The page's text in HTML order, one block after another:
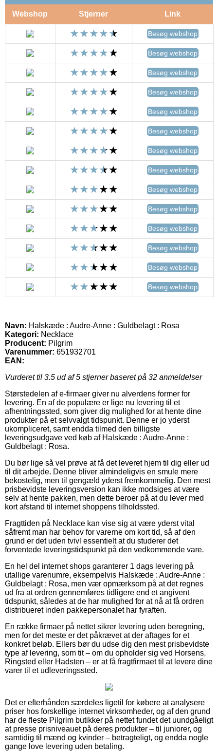
Webshop Stjerner Link
Besøg webshop
Besøg webshop
Besøg webshop
Besøg webshop
Besøg webshop
Besøg webshop
Besøg webshop
Besøg webshop
Besøg webshop
Besøg webshop
Besøg webshop
Besøg webshop
Besøg webshop
Besøg webshop
Navn: Halskæde : Audre-Anne : Guldbelagt : Rosa
Kategori: Necklace
Producent: Pilgrim
Varenummer: 651932701
EAN:
Vurderet til 3.5 ud af 5 stjerner baseret på 32 anmeldelser
Størstedelen af e-firmaer giver nu alverdens former for
levering. En af de populære er lige nu levering til et
afhentningssted, som giver dig mulighed for at hente dine
produkter på et selvvalgt tidspunkt. Denne er jo yderst
ukompliceret, samt endda tilmed den billigste
leveringsudgave ved køb af Halskæde : Audre-Anne :
Guldbelagt : Rosa.
Du bør lige så vel prøve at få det leveret hjem til dig eller ud
til dit arbejde. Denne bliver almindeligvis en smule mere
bekostelig, men til gengæld yderst fremkommelig. Den mest
prisbevidste leveringsversion kan ikke modsiges at være
selv at hente pakken, men dette beroer på at du lever med
kort afstand til internet shoppens tilholdssted.
Fragttiden på Necklace kan vise sig at være yderst vital
såfremt man har behov for varerne om kort tid, så af den
grund er det uden tvivl essentielt at du studerer det
forventede leveringstidspunkt på den vedkommende vare.
En hel del internet shops garanterer 1 dags levering på
utallige varenumre, eksempelvis Halskæde : Audre-Anne :
Guldbelagt : Rosa, men vær opmærksom på at det regnes
ud fra at ordren gennemføres tidligere end et angivent
tidspunkt, således at de har mulighed for at nå at få ordren
distribueret inden pakkepersonalet har fyraften.
En række firmaer på nettet sikrer levering uden beregning,
men for det meste er det påkrævet at der aftages for et
konkret beløb. Ellers bør du udse dig den mest prisbevidste
type af levering, som tit – om du opholder sig ved Horsens,
Ringsted eller Hadsten – er at få fragtfirmaet til at levere dine
varer til et udleveringssted.
Det er efterhånden særdeles ligetil for købere at analysere
priser hos forskellige internet virksomheder, og af den grund
har de fleste Pilgrim butikker på nettet fundet det uundgåeligt
at presse prisniveauet på deres produkter – til juniorer, og
samtidig til mænd og kvinder – betragteligt, og endda nogle
gange love levering uden betaling.